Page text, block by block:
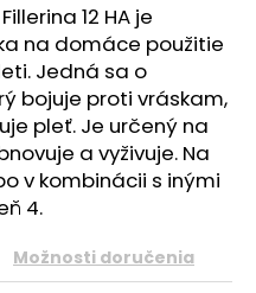
12 HA je
na domáce použitie
Jedná sa o
bojuje proti vráskam,
pleť. Je určený na
a vyživuje. Na
v kombinácii s inými
4.
Možnosti doručenia